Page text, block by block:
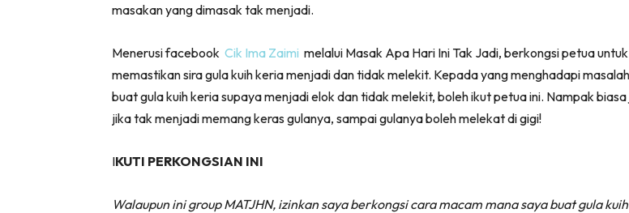
masakan yang dimasak tak menjadi.
Menerusi facebook Cik Ima Zaimi melalui Masak Apa Hari Ini Tak Jadi, berkongsi petua untuk
memastikan sira gula kuih keria menjadi dan tidak melekit. Kepada yang menghadapi
buat gula kuih keria supaya menjadi elok dan tidak melekit, boleh ikut petua ini. Nampak
jika tak menjadi memang keras gulanya, sampai gulanya boleh melekat di gigi!
IKUTI PERKONGSIAN INI
Walaupun ini group MATJHN, izinkan saya berkongsi cara macam mana saya buat gula